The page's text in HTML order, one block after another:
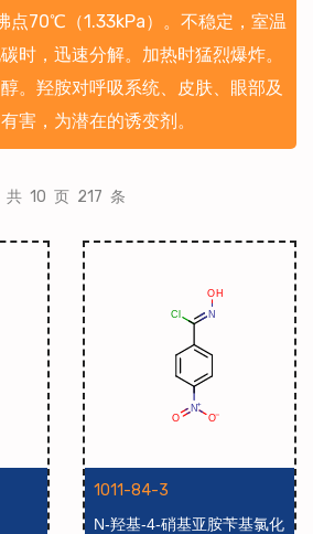
70℃（1.33kPa）。不稳定，室温
时，迅速分解。加热时猛烈爆炸。
。羟胺对呼吸系统、皮肤、眼部及
害，为潜在的诱变剂。
共 10 页 217 条
1011-84-3
N-羟基-4-硝基亚胺苄基氯化